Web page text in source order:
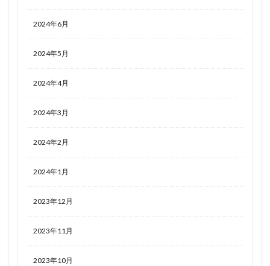
2024年6月
2024年5月
2024年4月
2024年3月
2024年2月
2024年1月
2023年12月
2023年11月
2023年10月